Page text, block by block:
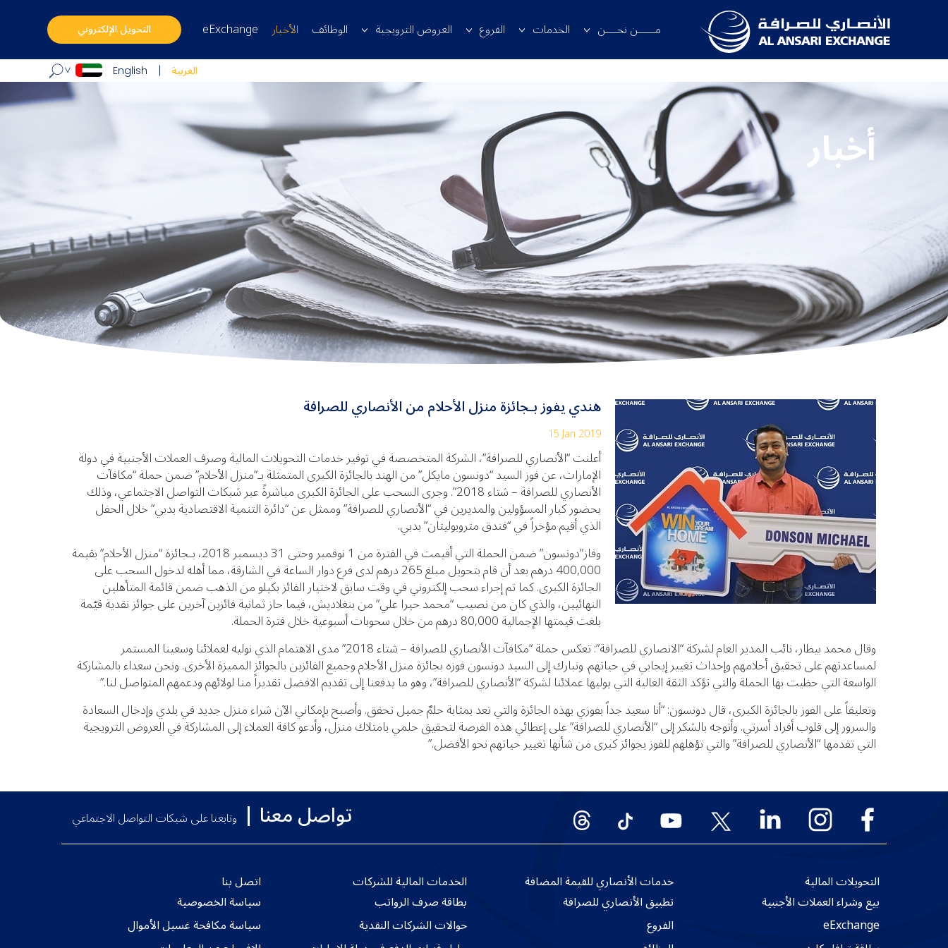
التحويل الإلكتروني مــــــن نحــــن الخدمات الفروع العروض الترويجية الوظائف الأخبار eExchange
العربية English
أخبار
هندي يفوز بـجائزة منزل الأحلام من الأنصاري للصرافة
15 Jan 2019
أعلنت “الأنصاري للصرافة”، الشركة المتخصصة في توفير خدمات التحويلات المالية وصرف العملات الأجنبية في دولة
الإمارات، عن فوز السيد “دونسون مايكل” من الهند بالجائزة الكبرى المتمثلة بـ”منزل الأحلام” ضمن حملة “مكافآت
الأنصاري للصرافة – شتاء 2018”. وجرى السحب على الجائزة الكبرى مباشرةً عبر شبكات التواصل الاجتماعي، وذلك
بحضور كبار المسؤولين والمديرين في “الأنصاري للصرافة” وممثل عن “دائرة التنمية الاقتصادية بدبي” خلال الحفل
الذي أقيم مؤخراً في “فندق متروبوليتان” بدبي.
وفاز”دونسون” ضمن الحملة التي أقيمت في الفترة من 1 نوفمبر وحتى 31 ديسمبر 2018، بـجائزة “منزل الأحلام” بقيمة
400,000 درهم بعد أن قام بتحويل مبلغ 265 درهم لدى فرع دوار الساعة في الشارقة، مما أهله لدخول السحب على
الجائزة الكبرى. كما تم إجراء سحب إلكتروني في وقت سابق لاختيار الفائز بكيلو من الذهب ضمن قائمة المتأهلين
النهائيين، والذي كان من نصيب “محمد حيرا علي” من بنغلاديش، فيما حاز ثمانية فائزين آخرين على جوائز نقدية قيّمة
بلغت قيمتها الإجمالية 80,000 درهم من خلال سحوبات أسبوعية خلال فترة الحملة.
وقال محمد بيطار، نائب المدير العام لشركة “الانصاري للصرافة”: تعكس حملة “مكافآت الأنصاري للصرافة – شتاء 2018” مدى الاهتمام الذي نوليه لعملائنا وسعينا المستمر
لمساعدتهم على تحقيق أحلامهم وإحداث تغيير إيجابي في حياتهم. ونبارك إلى السيد دونسون فوزه بجائزة منزل الأحلام وجميع الفائزين بالجوائز المميزة الأخرى. ونحن سعداء بالمشاركة
الواسعة التي حظيت بها الحملة والتي تؤكد الثقة العالية التي يوليها عملائنا لشركة “الأنصاري للصرافة”، وهو ما يدفعنا إلى تقديم الافضل تقديراً منا لولائهم ودعمهم المتواصل لنا.”
وتعليقاً على الفوز بالجائزة الكبرى، قال دونسون: “أنا سعيد جداً بفوزي بهذه الجائزة والتي تعد بمثابة حلمٌ جميل تحقق. وأصبح بإمكاني الآن شراء منزل جديد في بلدي وإدخال السعادة
والسرور إلى قلوب أفراد أسرتي. وأتوجه بالشكر إلى “الأنصاري للصرافة” على إعطائي هذه الفرصة لتحقيق حلمي بامتلاك منزل، وأدعو كافة العملاء إلى المشاركة في العروض الترويجية
التي تقدمها “الأنصاري للصرافة” والتي تؤهلهم للفوز بجوائز كبرى من شأنها تغيير حياتهم نحو الأفضل.”
تواصل معنا وتابعنا على شبكات التواصل الاجتماعي
التحويلات المالية
بيع وشراء العملات الأجنبية
eExchange
خدمات الأنصاري للقيمة المضافة
تطبيق الأنصاري للصرافة
الفروع
الخدمات المالية للشركات
بطاقة صرف الرواتب
حوالات الشركات النقدية
اتصل بنا
سياسة الخصوصية
سياسة مكافحة غسيل الأموال